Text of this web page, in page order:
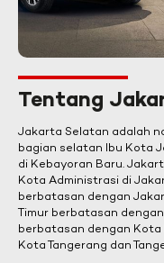
Tentang
Jakarta Selatan adalah
bagian selatan Ibu Kota
di Kebayoran Baru.
Kota Administrasi di
berbatasan dengan
Timur berbatasan
berbatasan dengan Kota
Kota Tangerang dan